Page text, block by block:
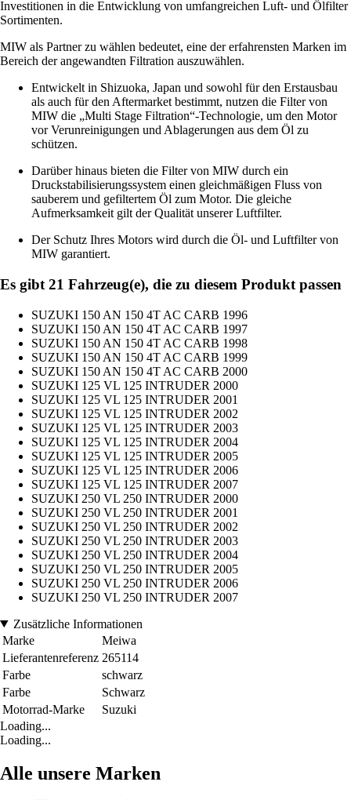
Investitionen in die Entwicklung von umfangreichen Luft- und Ölfilter
Sortimenten.
MIW als Partner zu wählen bedeutet, eine der erfahrensten Marken im
Bereich der angewandten Filtration auszuwählen.
Entwickelt in Shizuoka, Japan und sowohl für den Erstausbau
als auch für den Aftermarket bestimmt, nutzen die Filter von
MIW die „Multi Stage Filtration“-Technologie, um den Motor
vor Verunreinigungen und Ablagerungen aus dem Öl zu
schützen.
Darüber hinaus bieten die Filter von MIW durch ein
Druckstabilisierungssystem einen gleichmäßigen Fluss von
sauberem und gefiltertem Öl zum Motor. Die gleiche
Aufmerksamkeit gilt der Qualität unserer Luftfilter.
Der Schutz Ihres Motors wird durch die Öl- und Luftfilter von
MIW garantiert.
Es gibt 21 Fahrzeug(e), die zu diesem Produkt passen
SUZUKI 150 AN 150 4T AC CARB 1996
SUZUKI 150 AN 150 4T AC CARB 1997
SUZUKI 150 AN 150 4T AC CARB 1998
SUZUKI 150 AN 150 4T AC CARB 1999
SUZUKI 150 AN 150 4T AC CARB 2000
SUZUKI 125 VL 125 INTRUDER 2000
SUZUKI 125 VL 125 INTRUDER 2001
SUZUKI 125 VL 125 INTRUDER 2002
SUZUKI 125 VL 125 INTRUDER 2003
SUZUKI 125 VL 125 INTRUDER 2004
SUZUKI 125 VL 125 INTRUDER 2005
SUZUKI 125 VL 125 INTRUDER 2006
SUZUKI 125 VL 125 INTRUDER 2007
SUZUKI 250 VL 250 INTRUDER 2000
SUZUKI 250 VL 250 INTRUDER 2001
SUZUKI 250 VL 250 INTRUDER 2002
SUZUKI 250 VL 250 INTRUDER 2003
SUZUKI 250 VL 250 INTRUDER 2004
SUZUKI 250 VL 250 INTRUDER 2005
SUZUKI 250 VL 250 INTRUDER 2006
SUZUKI 250 VL 250 INTRUDER 2007
Zusätzliche Informationen
Marke
Meiwa
Lieferantenreferenz 265114
Farbe
schwarz
Farbe
Schwarz
Motorrad-Marke
Suzuki
Loading...
Loading...
Alle unsere Marken